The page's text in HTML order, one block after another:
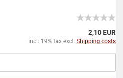
2,10 EUR
incl. 19% tax excl. Shipping costs